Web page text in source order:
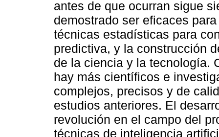
antes de que ocurran sigue
demostrado ser eficaces
técnicas estadísticas para
predictiva, y la construcción
de la ciencia y la tecnología.
hay más científicos e
complejos, precisos y de
estudios anteriores. El
revolución en el campo del
técnicas de inteligencia